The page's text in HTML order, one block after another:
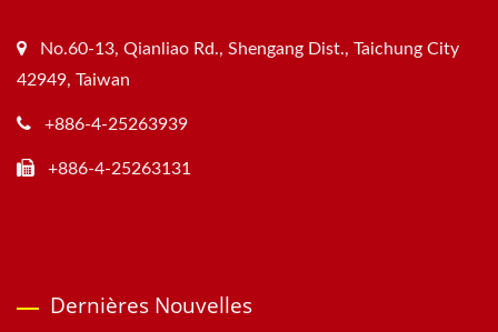
No.60-13, Qianliao Rd., Shengang Dist., Taichung City
42949, Taiwan
+886-4-25263939
+886-4-25263131
Dernières Nouvelles